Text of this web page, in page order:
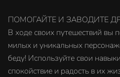
ПОМОГАЙТЕ И ЗАВОДИТЕ
В ходе своих путешествий вы
милых и уникальных
беду! Используйте свои
спокойствие и радость в их